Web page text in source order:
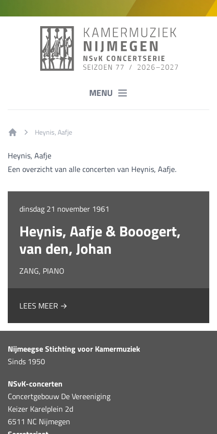
MENU
Heynis, Aafje
Heynis, Aafje
Een overzicht van alle concerten van Heynis, Aafje.
dinsdag 21 november 1961
Heynis, Aafje & Booogert,
van den, Johan
ZANG, PIANO
LEES MEER →
Nijmeegse Stichting voor Kamermuziek
Sinds 1950
NSvK-concerten
Concertgebouw De Vereeniging
Keizer Karelplein 2d
6511 NC Nijmegen